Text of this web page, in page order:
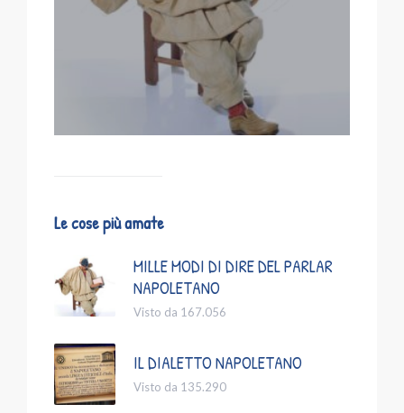
Le cose più amate
MILLE MODI DI DIRE DEL PARLAR
NAPOLETANO
Visto da 167.056
IL DIALETTO NAPOLETANO
Visto da 135.290